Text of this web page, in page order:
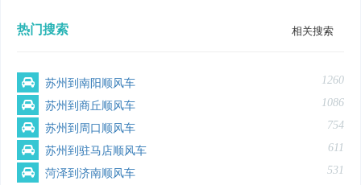
热门搜索 相关搜索
苏州到南阳顺风车 1260
苏州到商丘顺风车 1086
苏州到周口顺风车 754
苏州到驻马店顺风车 611
菏泽到济南顺风车 531